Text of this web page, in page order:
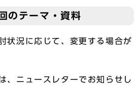
のテーマ・資料
状況に応じて、変更する場合が
、ニュースレターでお知らせし